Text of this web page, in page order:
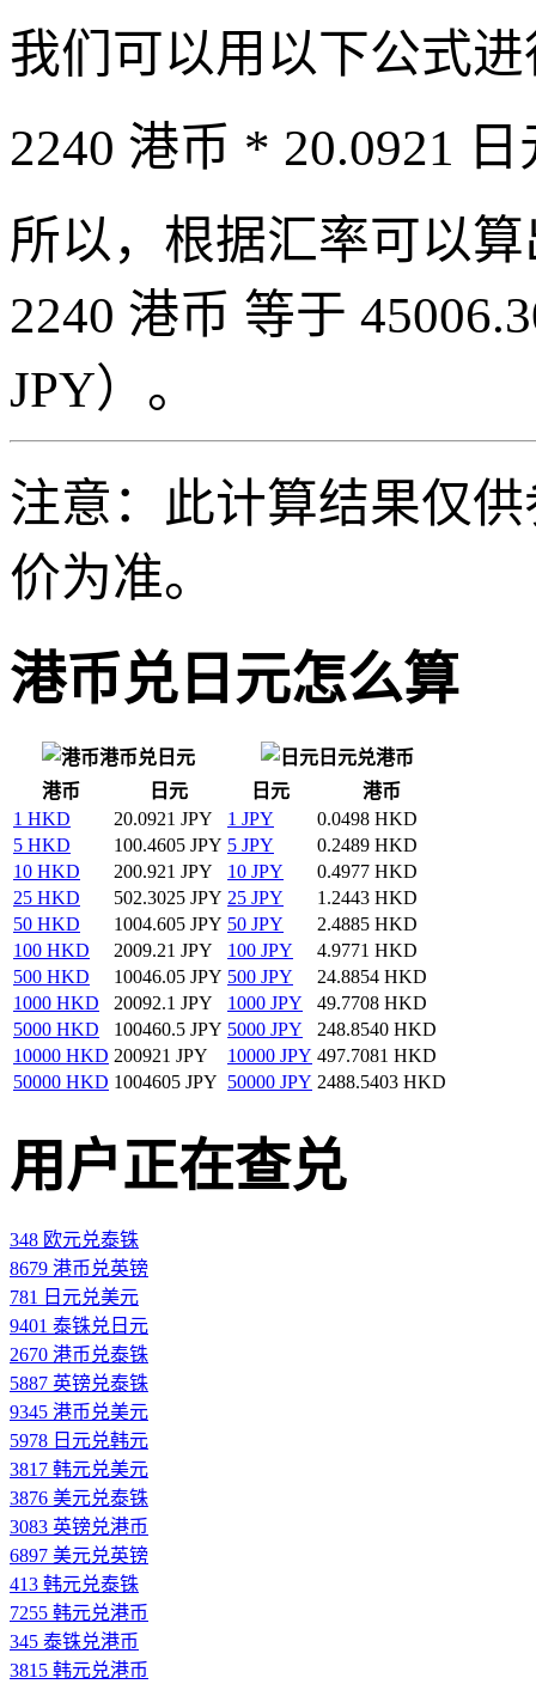
我们可以用以下公式
2240 港币 * 20.0921
所以，根据汇率可以
2240 港币 等于
JPY）。
注意：此计算结果仅
价为准。
港币兑日元怎么算
港币兑日元
日元兑港币
港币
日元 日元
港币
1 HKD
20.0921 JPY 1 JPY
0.0498 HKD
5 HKD
100.4605 JPY 5 JPY
0.2489 HKD
10 HKD
200.921 JPY 10 JPY
0.4977 HKD
25 HKD
502.3025 JPY 25 JPY
1.2443 HKD
50 HKD
1004.605 JPY 50 JPY
2.4885 HKD
100 HKD
2009.21 JPY 100 JPY
4.9771 HKD
500 HKD
10046.05 JPY 500 JPY
24.8854 HKD
1000 HKD
20092.1 JPY 1000 JPY
49.7708 HKD
5000 HKD
100460.5 JPY 5000 JPY
248.8540 HKD
10000 HKD 200921 JPY 10000 JPY 497.7081 HKD
50000 HKD 1004605 JPY 50000 JPY 2488.5403 HKD
用户正在查兑
348 欧元兑泰铢
8679 港币兑英镑
781 日元兑美元
9401 泰铢兑日元
2670 港币兑泰铢
5887 英镑兑泰铢
9345 港币兑美元
5978 日元兑韩元
3817 韩元兑美元
3876 美元兑泰铢
3083 英镑兑港币
6897 美元兑英镑
413 韩元兑泰铢
7255 韩元兑港币
345 泰铢兑港币
3815 韩元兑港币